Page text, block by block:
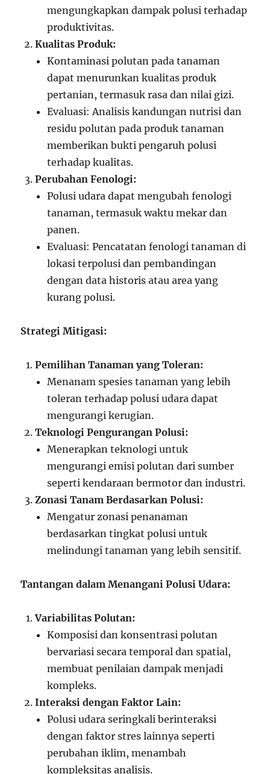
mengungkapkan dampak polusi terhadap
produktivitas.
Kualitas Produk:
Kontaminasi polutan pada tanaman
dapat menurunkan kualitas produk
pertanian, termasuk rasa dan nilai gizi.
Evaluasi: Analisis kandungan nutrisi dan
residu polutan pada produk tanaman
memberikan bukti pengaruh polusi
terhadap kualitas.
Perubahan Fenologi:
Polusi udara dapat mengubah fenologi
tanaman, termasuk waktu mekar dan
panen.
Evaluasi: Pencatatan fenologi tanaman di
lokasi terpolusi dan pembandingan
dengan data historis atau area yang
kurang polusi.
Strategi Mitigasi:
Pemilihan Tanaman yang Toleran:
Menanam spesies tanaman yang lebih
toleran terhadap polusi udara dapat
mengurangi kerugian.
Teknologi Pengurangan Polusi:
Menerapkan teknologi untuk
mengurangi emisi polutan dari sumber
seperti kendaraan bermotor dan industri.
Zonasi Tanam Berdasarkan Polusi:
Mengatur zonasi penanaman
berdasarkan tingkat polusi untuk
melindungi tanaman yang lebih sensitif.
Tantangan dalam Menangani Polusi Udara:
Variabilitas Polutan:
Komposisi dan konsentrasi polutan
bervariasi secara temporal dan spatial,
membuat penilaian dampak menjadi
kompleks.
Interaksi dengan Faktor Lain:
Polusi udara seringkali berinteraksi
dengan faktor stres lainnya seperti
perubahan iklim, menambah
kompleksitas analisis.